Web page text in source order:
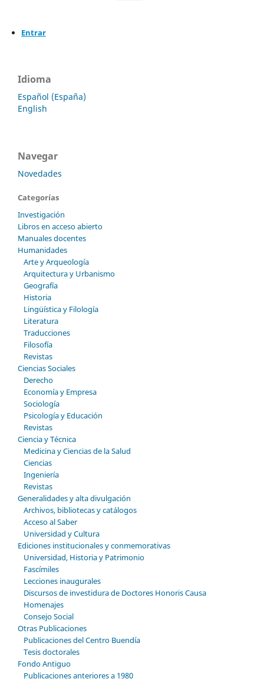
Entrar
Idioma
Español (España)
English
Navegar
Novedades
Categorías
Investigación
Libros en acceso abierto
Manuales docentes
Humanidades
Arte y Arqueología
Arquitectura y Urbanismo
Geografía
Historia
Lingüística y Filología
Literatura
Traducciones
Filosofía
Revistas
Ciencias Sociales
Derecho
Economía y Empresa
Sociología
Psicología y Educación
Revistas
Ciencia y Técnica
Medicina y Ciencias de la Salud
Ciencias
Ingeniería
Revistas
Generalidades y alta divulgación
Archivos, bibliotecas y catálogos
Acceso al Saber
Universidad y Cultura
Ediciones institucionales y conmemorativas
Universidad, Historia y Patrimonio
Fascímiles
Lecciones inaugurales
Discursos de investidura de Doctores Honoris Causa
Homenajes
Consejo Social
Otras Publicaciones
Publicaciones del Centro Buendía
Tesis doctorales
Fondo Antiguo
Publicaciones anteriores a 1980